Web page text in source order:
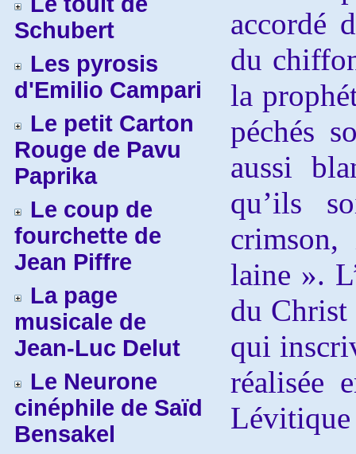
Schubert
Les pyrosis
d'Emilio Campari
Le petit Carton
Rouge de Pavu
Paprika
Le coup de
fourchette de
Jean Piffre
La page
musicale de
Jean-Luc Delut
Le Neurone
cinéphile de Saïd
Bensakel
accordé
du
la
péchés
aussi
qu’ils
laine ».
du Christ
qui
réalisée